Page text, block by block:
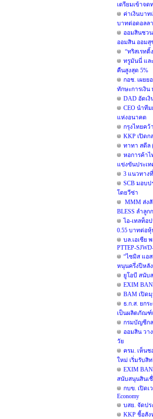
เตรียมเข้าจ
ค่าเงินบาท
บาทต่อดอลล
ออมสินชวน
ออมสิน ออมสุ
“ทริสเรท
ทรูมันนี่ แล
คืนสูงสุด 5%
กอช. เผย
ทักษะการเงิ
DAD อัดเงิ
CEO นำที
แห่งอนาคต
กรุงไทยคว้
KKP เปิด
ทาทา สตีล
หอการค้าไ
แข่งขันประเท
3 แนวทาง
SCB มอบ
โดยวีซ่า
MMM ส่ง
BLESS ลำลูก
ไอ-เทลท็อ
0.55 บาทต่อหุ้
บล.เอเซีย
PTTEP-
“ไซมิส แอ
หนุนครึ่งปีหลัง
ยูโอบี สนับ
EXIM
BAM เปิดมุ
ธ.ก.ส. ยก
เป็นผลิตภัณฑ์
กรมบัญชีกล
ออมสิน วา
วัย
ครม. เห็น
ใหม่ เริ่มรับสิ
EXIM
สนับสนุนสินเชื่
กบข. เปิดเ
Economy
บสย. จัดปร
KKP ชี้อสั